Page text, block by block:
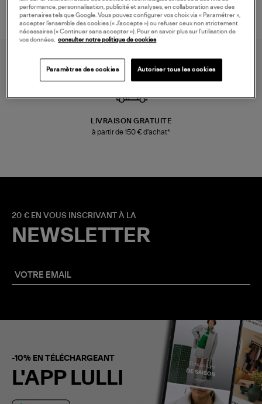
LIVRAISON GRATUITE
à partir de 150 € d'achat*
20 € EN VOUS INSCRIVANT À LA
NEWSLETTER
-10% EN TÉLÉCHARGEANT
L'APP LULLI
performance, personnalisation, publicité et analyses, en collaboration avec des
partenaires tels que Google. Vous pouvez configurer vos choix via « Paramétrer »,
accepter l’ensemble des cookies (« J’accepte ») ou refuser ceux non strictement
nécessaires (« Continuer sans accepter »). Pour en savoir plus sur l’utilisation de
vos données, consulter notre politique de cookies
Paramètres des cookies Autoriser tous les cookies